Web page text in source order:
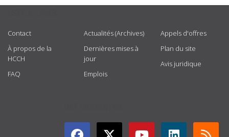
Contact
À propos de la
HCCH
FAQ
Actualités (Archives)
Dernières mises à
jour
Emplois
Appels d'offres
Plan du site
Avis juridique